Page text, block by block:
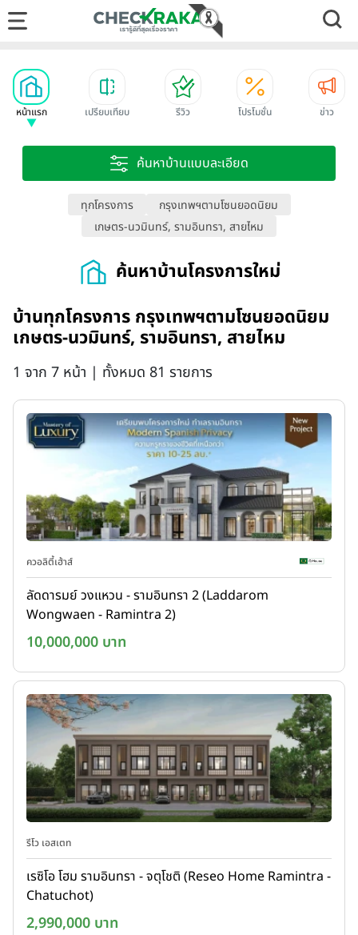
หน้าแรก เปรียบเทียบ รีวิว โปรโมชั่น ข่าว
ค้นหาบ้านแบบละเอียด
ทุกโครงการ
กรุงเทพฯตามโซนยอดนิยม
เกษตร-นวมินทร์, รามอินทรา, สายไหม
ค้นหาบ้านโครงการใหม่
บ้านทุกโครงการ กรุงเทพฯตามโซนยอดนิยม
เกษตร-นวมินทร์, รามอินทรา, สายไหม
1 จาก 7 หน้า | ทั้งหมด 81 รายการ
ควอลิตี้เฮ้าส์
ลัดดารมย์ วงแหวน - รามอินทรา 2 (Laddarom
Wongwaen - Ramintra 2)
10,000,000 บาท
รีโว เอสเตท
เรซิโอ โฮม รามอินทรา - จตุโชติ (Reseo Home Ramintra -
Chatuchot)
2,990,000 บาท